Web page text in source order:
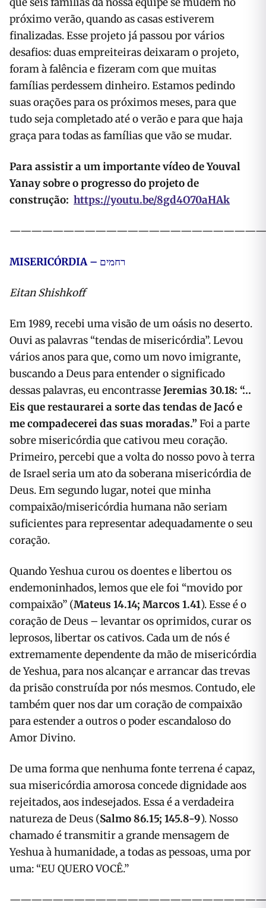
próximo verão, quando as casas estiverem
finalizadas. Esse projeto já passou por vários
desafios: duas empreiteiras deixaram o projeto,
foram à falência e fizeram com que muitas
famílias perdessem dinheiro. Estamos pedindo
suas orações para os próximos meses, para que
tudo seja completado até o verão e para que haja
graça para todas as famílias que vão se mudar.
Para assistir a um importante vídeo de Youval
Yanay sobre o progresso do projeto de
construção: https://youtu.be/8gd4O70aHAk
————————————————————————
MISERICÓRDIA – רחמים
Eitan Shishkoff
Em 1989, recebi uma visão de um oásis no deserto.
Ouvi as palavras “tendas de misericórdia”. Levou
vários anos para que, como um novo imigrante,
buscando a Deus para entender o significado
dessas palavras, eu encontrasseJeremias 30.18: “…
Eis que restaurarei a sorte das tendas de Jacó e
me compadecerei das suas moradas.”Foi a parte
sobre misericórdia que cativou meu coração.
Primeiro, percebi que a volta do nosso povo à terra
de Israel seria um ato da soberana misericórdia de
Deus. Em segundo lugar, notei que minha
compaixão/misericórdia humana não seriam
suficientes para representar adequadamente o seu
coração.
Quando Yeshua curou os doentes e libertou os
endemoninhados, lemos que ele foi “movido por
compaixão” (Mateus 14.14; Marcos 1.41). Esse é o
coração de Deus – levantar os oprimidos, curar os
leprosos, libertar os cativos. Cada um de nós é
extremamente dependente da mão de misericórdia
de Yeshua, para nos alcançar e arrancar das trevas
da prisão construída por nós mesmos. Contudo, ele
também quer nos dar um coração de compaixão
para estender a outros o poder escandaloso do
Amor Divino.
De uma forma que nenhuma fonte terrena é capaz,
sua misericórdia amorosa concede dignidade aos
rejeitados, aos indesejados. Essa é a verdadeira
natureza de Deus (Salmo 86.15; 145.8-9). Nosso
chamado é transmitir a grande mensagem de
Yeshua à humanidade, a todas as pessoas, uma por
uma: “EU QUERO VOCÊ.”
————————————————————————